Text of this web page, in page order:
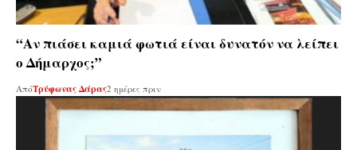
“Αν πιάσει καμιά φωτιά είναι δυνατόν να λείπει
ο Δήμαρχος;”
ΑπόΤρύφωνας Δάρας2 ημέρες πριν